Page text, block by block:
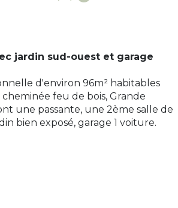
jardin sud-ouest et garage
d'environ 96m² habitables
feu de bois, Grande
une passante, une 2ème salle de
bien exposé, garage 1 voiture.